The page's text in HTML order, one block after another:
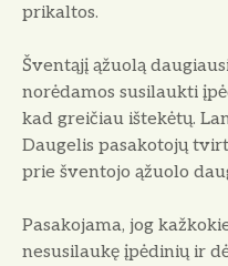
prikaltos.
Šventąjį ąžuolą
norėdamos susi­laukti
kad greičiau ištekėtų.
Daugelis pasako­tojų
prie šventojo ąžuolo
Pasakojama, jog
nesusilaukę įpėdinių ir